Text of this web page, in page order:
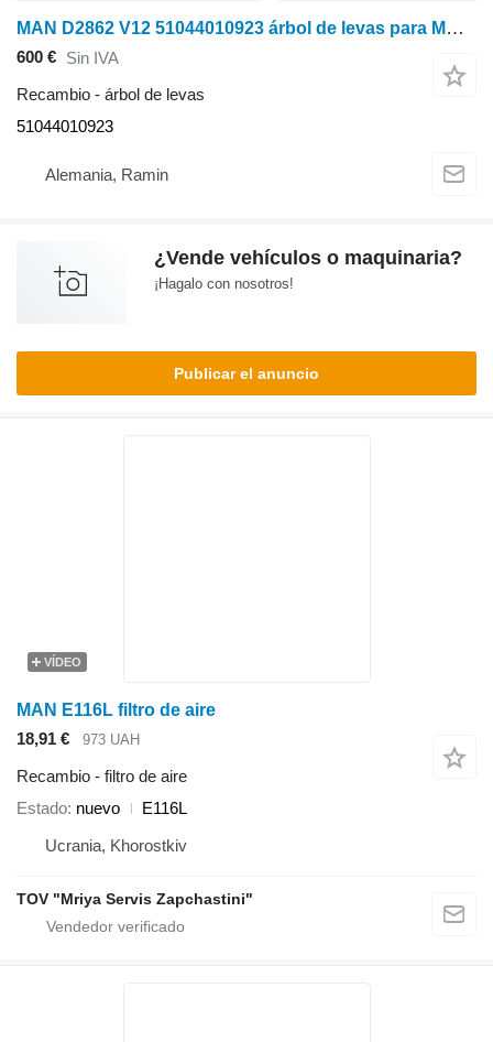
MAN D2862 V12 51044010923 árbol de levas para MAN cosechadora de cereales
600 € Sin IVA
Recambio - árbol de levas
51044010923
Alemania, Ramin
¿Vende vehículos o maquinaria?
¡Hagalo con nosotros!
Publicar el anuncio
VÍDEO
MAN E116L filtro de aire
18,91 €
973 UAH
Recambio - filtro de aire
Estado nuevo
E116L
Ucrania, Khorostkiv
TOV "Mriya Servis Zapchastini"